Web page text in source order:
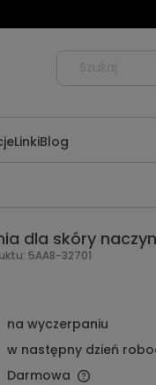
LinkiBlog
dla skóry
5AA8-32701
na wyczerpaniu
w następny dzień
Darmowa